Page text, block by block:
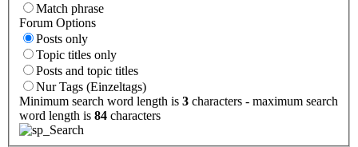
Match phrase
Forum Options
Posts only
Topic titles only
Posts and topic titles
Nur Tags (Einzeltags)
Minimum search word length is 3 characters - maximum search
word length is 84 characters